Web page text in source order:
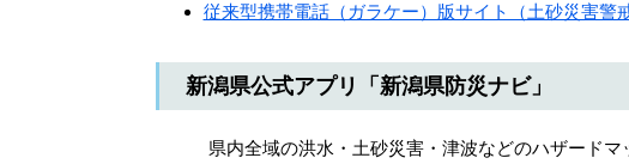
従来型携帯電話（ガラケー）版サイト（土砂災害警
新潟県公式アプリ「新潟県防災ナビ」
県内全域の洪水・土砂災害・津波などのハザードマ